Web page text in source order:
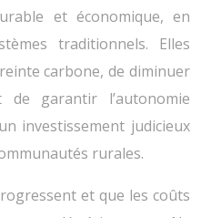
et économique, en
traditionnels. Elles
carbone, de diminuer
de garantir l’autonomie
investissement judicieux
rurales.
et que les coûts